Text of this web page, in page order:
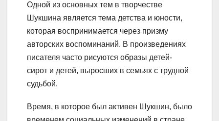
Одной из основных тем в творчестве
Шукшина является тема детства и юности,
которая воспринимается через призму
авторских воспоминаний. В произведениях
писателя часто рисуются образы детей-
сирот и детей, выросших в семьях с трудной
судьбой.
Время, в которое был активен Шукшин, было